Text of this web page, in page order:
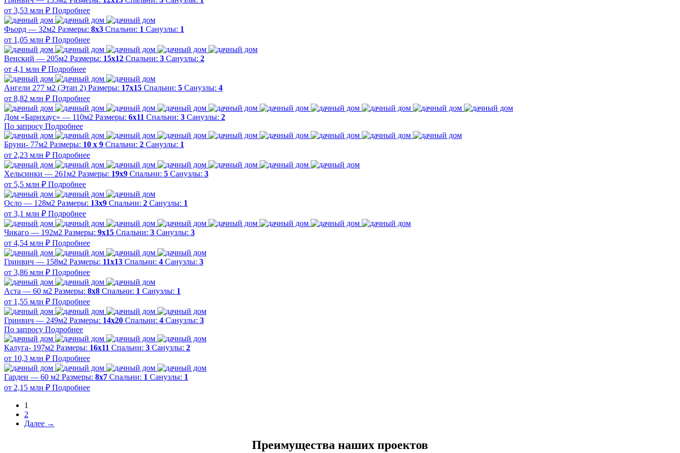
от 3,53 млн ₽ Подробнее
Фьорд — 32м2 Размеры: 8х3 Спальни: 1 Санузлы: 1
от 1,05 млн ₽ Подробнее
Венский — 205м2 Размеры: 15х12 Спальни: 3 Санузлы: 2
от 4,1 млн ₽ Подробнее
Ангели 277 м2 (Этап 2) Размеры: 17х15 Спальни: 5 Санузлы: 4
от 8,82 млн ₽ Подробнее
Дом «Барнхаус» — 110м2 Размеры: 6х11 Спальни: 3 Санузлы: 2
По запросу Подробнее
Бруни- 77м2 Размеры: 10 х 9 Спальни: 2 Санузлы: 1
от 2,23 млн ₽ Подробнее
Хельсинки — 261м2 Размеры: 19х9 Спальни: 5 Санузлы: 3
от 5,5 млн ₽ Подробнее
Осло — 128м2 Размеры: 13х9 Спальни: 2 Санузлы: 1
от 3,1 млн ₽ Подробнее
Чикаго — 192м2 Размеры: 9х15 Спальни: 3 Санузлы: 3
от 4,54 млн ₽ Подробнее
Гринвич — 158м2 Размеры: 11x13 Спальни: 4 Санузлы: 3
от 3,86 млн ₽ Подробнее
Аста — 60 м2 Размеры: 8х8 Спальни: 1 Санузлы: 1
от 1,55 млн ₽ Подробнее
Гринвич — 249м2 Размеры: 14х20 Спальни: 4 Санузлы: 3
По запросу Подробнее
Калуга- 197м2 Размеры: 16х11 Спальни: 3 Санузлы: 2
от 10,3 млн ₽ Подробнее
Гарден — 60 м2 Размеры: 8х7 Спальни: 1 Санузлы: 1
от 2,15 млн ₽ Подробнее
1
2
Далее →
Преимущества наших проектов